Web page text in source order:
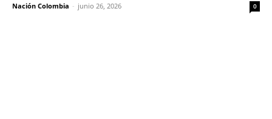
Nación Colombia - junio 26, 2026 0